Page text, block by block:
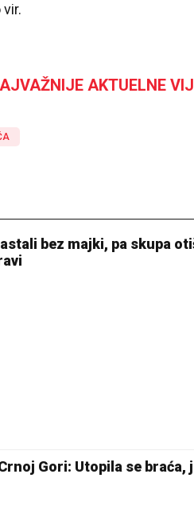
AKTUELNE
bez majki, pa skupa
Gori: Utopila se